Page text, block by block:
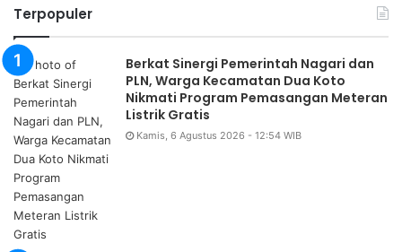
Terpopuler
Berkat Sinergi Pemerintah Nagari dan
PLN, Warga Kecamatan Dua Koto
Nikmati Program Pemasangan Meteran
Listrik Gratis
Kamis, 6 Agustus 2026 - 12:54 WIB